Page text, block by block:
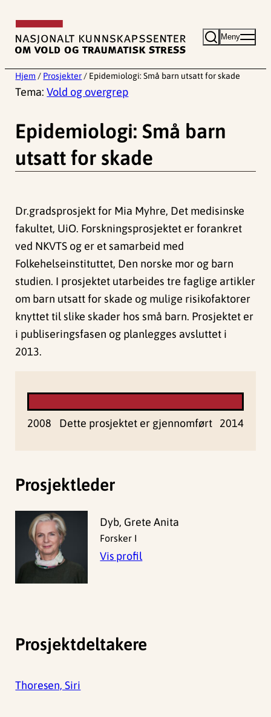
innhold
Meny
Hjem / Prosjekter / Epidemiologi: Små barn utsatt for skade
Tema:Vold og overgrep
Epidemiologi: Små barn
utsatt for skade
Dr.gradsprosjekt for Mia Myhre, Det medisinske
fakultet, UiO. Forskningsprosjektet er forankret
ved NKVTS og er et samarbeid med
Folkehelseinstituttet, Den norske mor og barn
studien. I prosjektet utarbeides tre faglige artikler
om barn utsatt for skade og mulige risikofaktorer
knyttet til slike skader hos små barn. Prosjektet er
i publiseringsfasen og planlegges avsluttet i
2013.
2008 Dette prosjektet er gjennomført 2014
Prosjektleder
Dyb, Grete Anita
Forsker I
Vis profil
Prosjektdeltakere
Thoresen, Siri